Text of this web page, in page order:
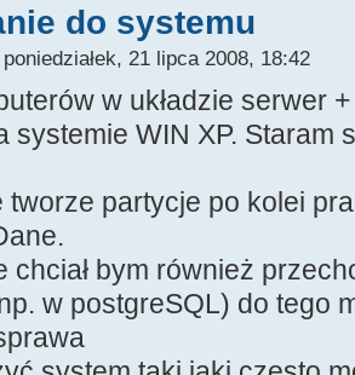
do systemu
21 lipca 2008, 18:42
w układzie serwer
systemie WIN XP. Staram
tworze partycje po kolei
chciał bym również
w postgreSQL) do tego